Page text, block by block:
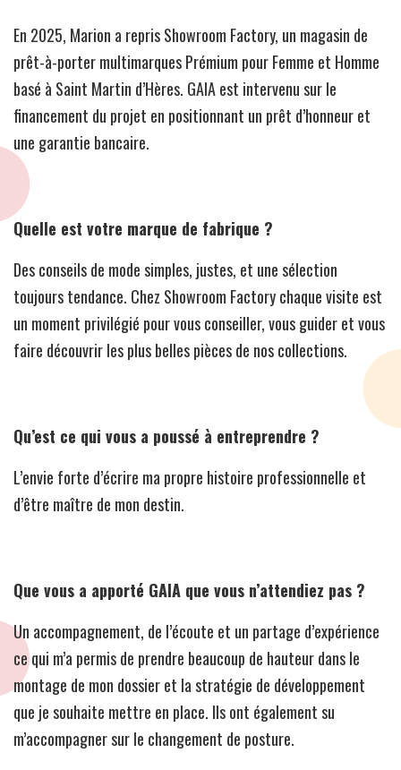
En 2025, Marion a repris Showroom Factory, un magasin de
prêt-à-porter multimarques Prémium pour Femme et Homme
basé à Saint Martin d’Hères. GAIA est intervenu sur le
financement du projet en positionnant un prêt d’honneur et
une garantie bancaire.
Quelle est votre marque de fabrique ?
Des conseils de mode simples, justes, et une sélection
toujours tendance. Chez Showroom Factory chaque visite est
un moment privilégié pour vous conseiller, vous guider et vous
faire découvrir les plus belles pièces de nos collections.
Qu’est ce qui vous a poussé à entreprendre ?
L’envie forte d’écrire ma propre histoire professionnelle et
d’être maître de mon destin.
Que vous a apporté GAIA que vous n’attendiez pas ?
Un accompagnement, de l’écoute et un partage d’expérience
ce qui m’a permis de prendre beaucoup de hauteur dans le
montage de mon dossier et la stratégie de développement
que je souhaite mettre en place. Ils ont également su
m’accompagner sur le changement de posture.